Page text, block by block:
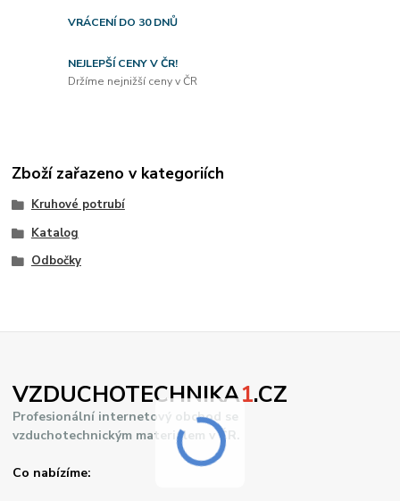
VRÁCENÍ DO 30 DNŮ
NEJLEPŠÍ CENY V ČR!
Držíme nejnižší ceny v ČR
Zboží zařazeno v kategoriích
Kruhové potrubí
Katalog
Odbočky
VZDUCHOTECHNIKA1.CZ
Profesionální internetový obchod se
vzduchotechnickým materiálem v ČR.
Co nabízíme: